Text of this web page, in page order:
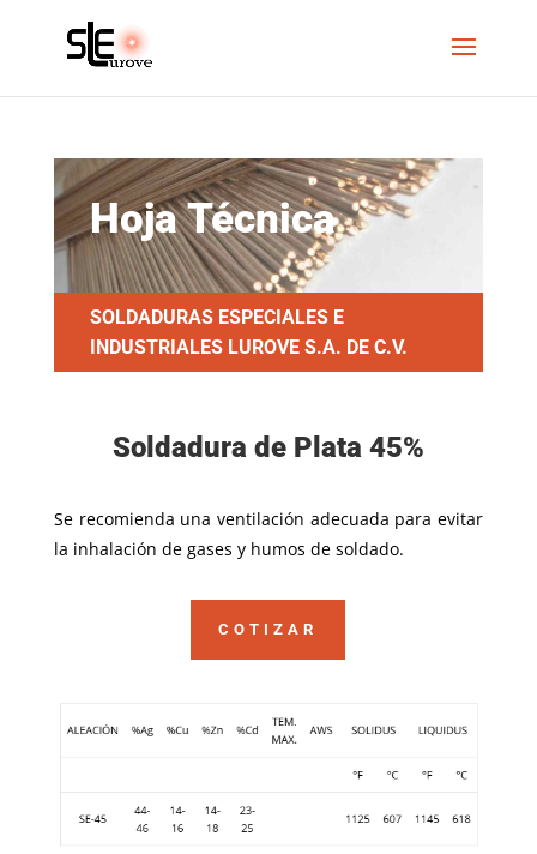
Hoja Técnica
SOLDADURAS ESPECIALES E
INDUSTRIALES LUROVE S.A. DE C.V.
Soldadura de Plata 45%
Se recomienda una ventilación adecuada para evitar
la inhalación de gases y humos de soldado.
COTIZAR